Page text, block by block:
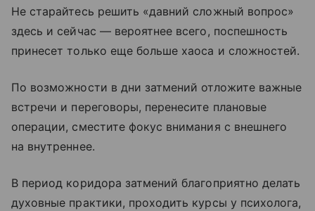
Не старайтесь решить «давний сложный вопрос»
здесь и сейчас — вероятнее всего, поспешность
принесет только еще больше хаоса и сложностей.
По возможности в дни затмений отложите важные
встречи и переговоры, перенесите плановые
операции, сместите фокус внимания с внешнего
на внутреннее.
В период коридора затмений благоприятно делать
духовные практики, проходить курсы у психолога,